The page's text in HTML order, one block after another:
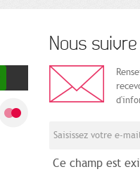
Nous suivre
Ce champ est